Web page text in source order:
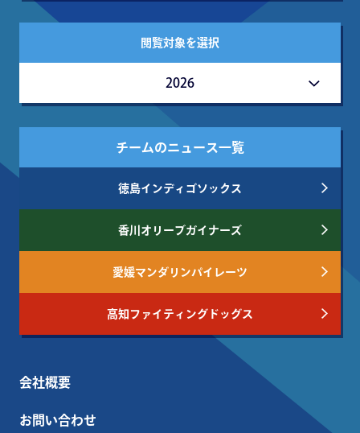
閲覧対象を選択
2026
チームのニュース一覧
徳島インディゴソックス
香川オリーブガイナーズ
愛媛マンダリンパイレーツ
高知ファイティングドッグス
会社概要
お問い合わせ